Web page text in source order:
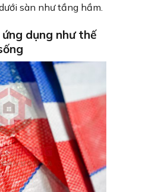
sàn như tầng hầm.
dụng như thế